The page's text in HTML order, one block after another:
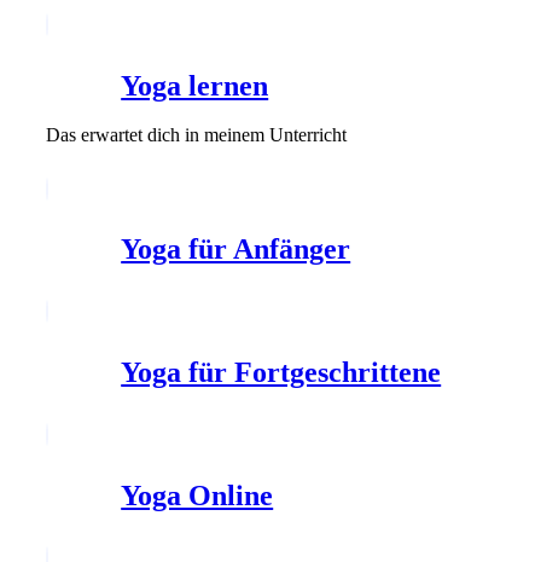
Yoga lernen
Das erwartet dich in meinem Unterricht
Yoga für Anfänger
Yoga für Fortgeschrittene
Yoga Online